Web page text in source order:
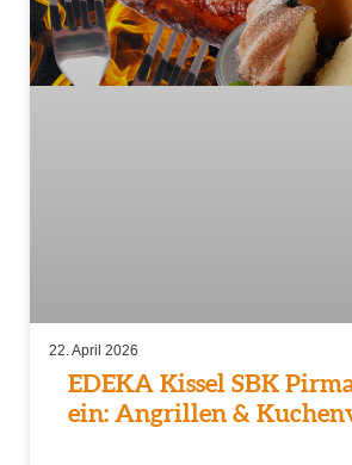
EDEKA Kissel SBK
ein: Angrillen &
22. April 2026